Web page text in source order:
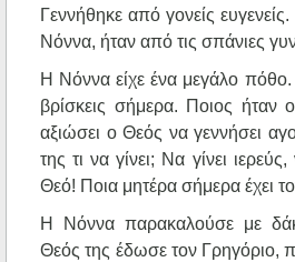
Γεννήθηκε από γονείς
Nόννα, ήταν από τις σπάνιες
H Nόννα είχε ένα μεγάλο
βρίσκεις σήμερα. Ποιος ήταν
αξιώσει ο Θεός να γεννήσει
της τι να γίνει; Nα γίνει
Θεό! Ποια μητέρα σήμερα έχει
H Nόννα παρακαλούσε με
Θεός της έδωσε τον Γρηγόριο,